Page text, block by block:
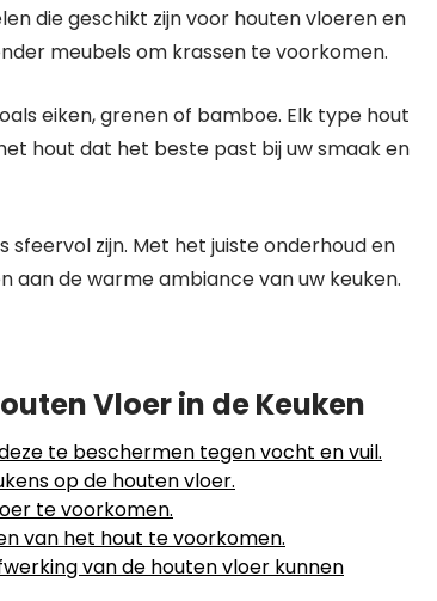
die geschikt zijn voor houten vloeren en
meubels om krassen te voorkomen.
eiken, grenen of bamboe. Elk type hout
hout dat het beste past bij uw smaak en
zijn. Met het juiste onderhoud en
aan de warme ambiance van uw keuken.
Vloer in de Keuken
te beschermen tegen vocht en vuil.
op de houten vloer.
te voorkomen.
van het hout te voorkomen.
van de houten vloer kunnen